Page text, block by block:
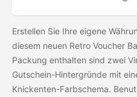
Erstellen Sie Ihre eigene
diesem neuen Retro Voucher
Packung enthalten sind zwei
Gutschein-Hintergründe mit
Knickenten-Farbschema.